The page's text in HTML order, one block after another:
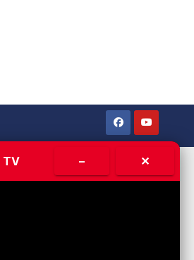
TV – ✕